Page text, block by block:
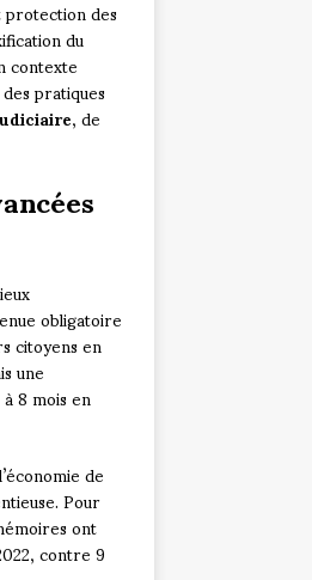
des
du
contexte
pratiques
, de
obligatoire
citoyens en
une
8 mois en
de
Pour
ont
contre 9